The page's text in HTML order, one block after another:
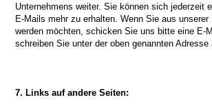
Unternehmens weiter. Sie können sich jederzeit
E-Mails mehr zu erhalten. Wenn Sie aus unserer
werden möchten, schicken Sie uns bitte eine E-
schreiben Sie unter der oben genannten Adresse
7. Links auf andere Seiten: